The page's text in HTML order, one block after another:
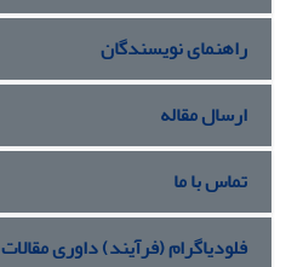
راهنمای نویسندگان
ارسال مقاله
تماس با ما
فلودیاگرام (فرآیند) داوری مقالات